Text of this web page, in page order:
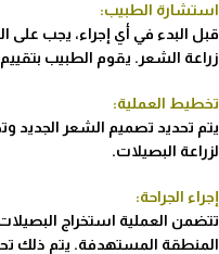
استشارة الطبيب:
قبل البدء في أي إجراء، يجب
زراعة الشعر. يقوم الطبيب
تخطيط العملية:
يتم تحديد تصميم الشعر الجديد
لزراعة البصيلات.
إجراء الجراحة:
تتضمن العملية استخراج
المنطقة المستهدفة. يتم ذلك